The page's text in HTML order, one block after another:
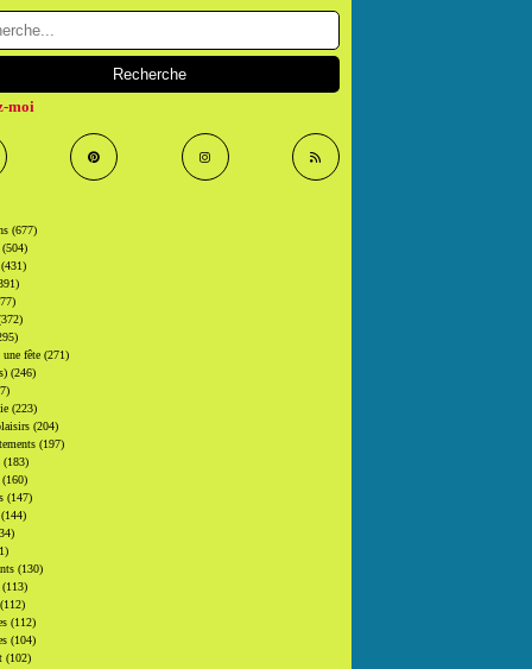
moi
(677)
(504)
(431)
une fête (271)
(246)
(223)
(204)
(197)
(183)
(160)
(147)
(144)
(130)
(113)
(112)
(112)
(104)
(102)